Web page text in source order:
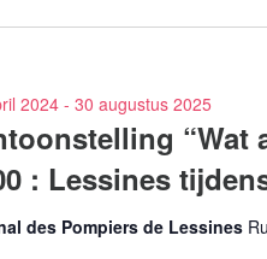
een
“Wat
: Lessines
2024- 30 augustus 2025
des Pompiers de Lessines